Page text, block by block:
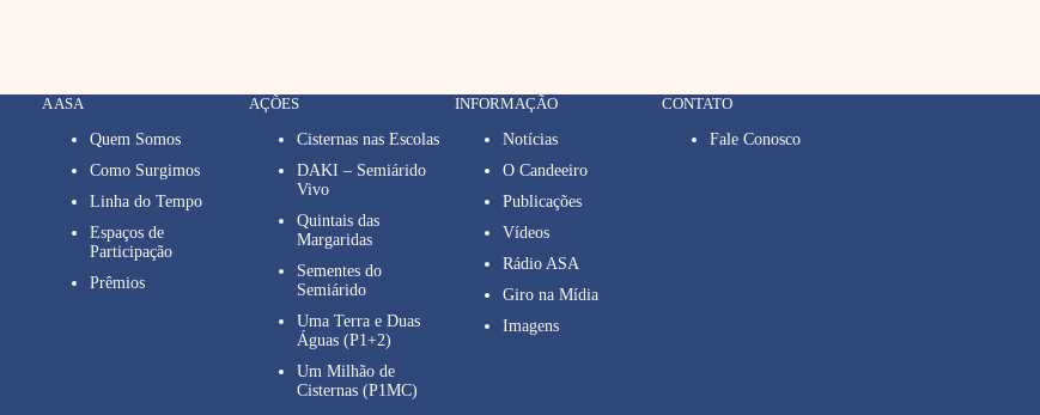
A ASA
Quem Somos
Como Surgimos
Linha do Tempo
Espaços de
Participação
Prêmios
AÇÕES
Cisternas nas Escolas
DAKI – Semiárido
Vivo
Quintais das
Margaridas
Sementes do
Semiárido
Uma Terra e Duas
Águas (P1+2)
Um Milhão de
Cisternas (P1MC)
INFORMAÇÃO
Notícias
O Candeeiro
Publicações
Vídeos
Rádio ASA
Giro na Mídia
Imagens
CONTATO
Fale Conosco